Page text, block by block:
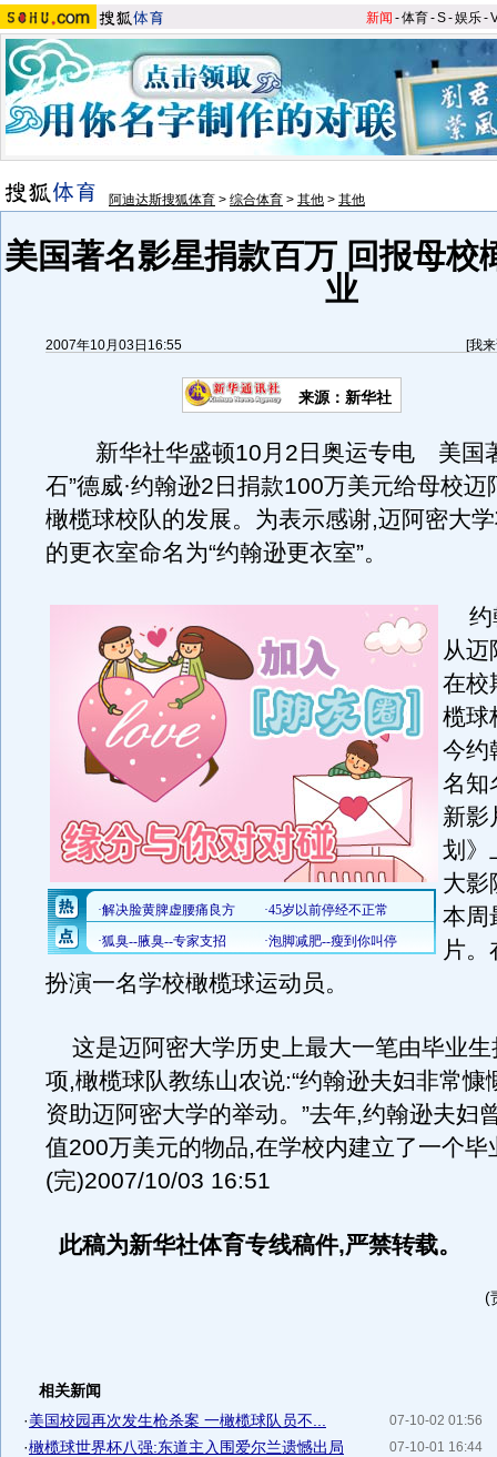
新闻 -体育-S-娱乐-
阿迪达斯搜狐体育 > 综合体育 > 其他 > 其他
美国著名影星捐款百万 回报母校
业
2007年10月03日16:55 [我
来源：新华社
新华社华盛顿10月2日奥运专电 美国
石”德威·约翰逊2日捐款100万美元给母校
橄榄球校队的发展。为表示感谢,迈阿密大
的更衣室命名为“约翰逊更衣室”。
约
从迈
在校
榄球
今约
名知
新影
划》
大影
本周
片
扮演一名学校橄榄球运动员。
这是迈阿密大学历史上最大一笔由毕业生
项,橄榄球队教练山农说:“约翰逊夫妇非常慷
资助迈阿密大学的举动。”去年,约翰逊夫妇
值200万美元的物品,在学校内建立了一个毕
(完)2007/10/03 16:51
此稿为新华社体育专线稿件,严禁转载。
(
相关新闻
07-10-02 01:56
·美国校园再次发生枪杀案 一橄榄球队员不...
07-10-01 16:44
·橄榄球世界杯八强:东道主入围爱尔兰遗憾出局